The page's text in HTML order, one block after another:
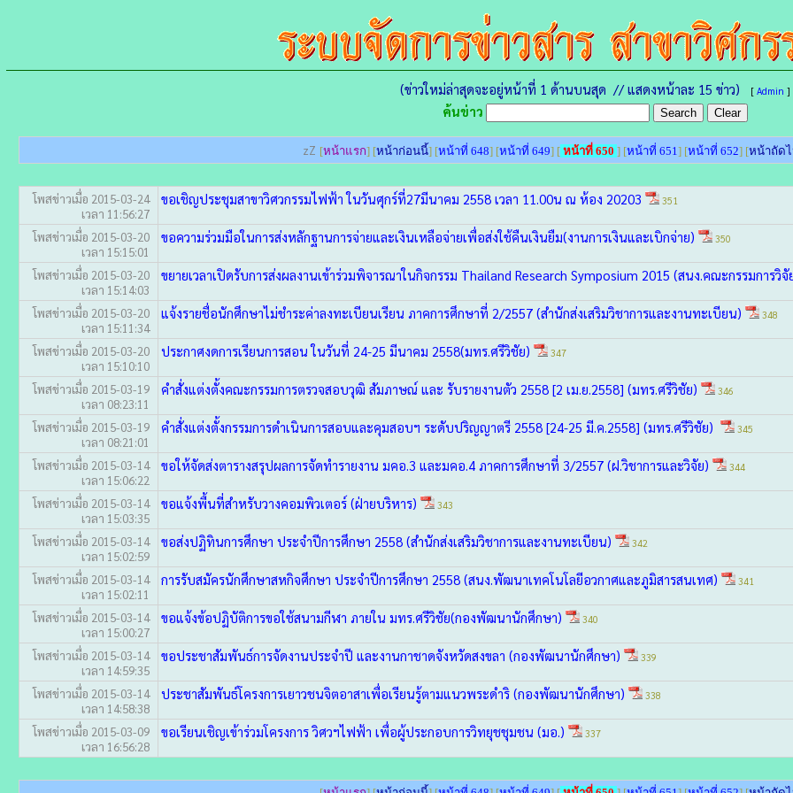
(ข่าวใหม่ล่าสุดจะอยู่หน้าที่ 1 ด้านบนสุด // แสดงหน้าละ 15 ข่าว) [ Admin ]
ค้นข่าว
zZ [หน้าแรก] [หน้าก่อนนี้] [หน้าที่ 648] [หน้าที่ 649] [หน้าที่ 650 ] [หน้าที่ 651] [หน้าที่ 652] [หน้าถัด
โพสข่าวเมื่อ 2015-03-24
เวลา 11:56:27
ขอเชิญประชุมสาขาวิศวกรรมไฟฟ้า ในวันศุกร์ที่27มีนาคม 2558 เวลา 11.00น ณ ห้อง 20203 351
โพสข่าวเมื่อ 2015-03-20
เวลา 15:15:01
ขอความร่วมมือในการส่งหลักฐานการจ่ายและเงินเหลือจ่ายเพื่อส่งใช้คืนเงินยืม(งานการเงินและเบิกจ่าย) 350
โพสข่าวเมื่อ 2015-03-20
เวลา 15:14:03
ขยายเวลาเปิดรับการส่งผลงานเข้าร่วมพิจารณาในกิจกรรม Thailand Research Symposium 2015 (สนง.คณะกรรมการวิจั
โพสข่าวเมื่อ 2015-03-20
เวลา 15:11:34
แจ้งรายชื่อนักศึกษาไม่ชำระค่าลงทะเบียนเรียน ภาคการศึกษาที่ 2/2557 (สำนักส่งเสริมวิชาการและงานทะเบียน) 348
โพสข่าวเมื่อ 2015-03-20
เวลา 15:10:10
ประกาศงดการเรียนการสอน ในวันที่ 24-25 มีนาคม 2558(มทร.ศรีวิชัย) 347
โพสข่าวเมื่อ 2015-03-19
เวลา 08:23:11
คำสั่งแต่งตั้งคณะกรรมการตรวจสอบวุฒิ สัมภาษณ์ และ รับรายงานตัว 2558 [2 เม.ย.2558]‏ (มทร.ศรีวิชัย) 346
โพสข่าวเมื่อ 2015-03-19
เวลา 08:21:01
คำสั่งแต่งตั้งกรรมการดำเนินการสอบและคุมสอบฯ ระดับปริญญาตรี 2558 [24-25 มี.ค.2558] (มทร.ศรีวิชัย) 345
โพสข่าวเมื่อ 2015-03-14
เวลา 15:06:22
ขอให้จัดส่งตารางสรุปผลการจัดทำรายงาน มคอ.3 และมคอ.4 ภาคการศึกษาที่ 3/2557 (ฝ.วิชาการและวิจัย) 344
โพสข่าวเมื่อ 2015-03-14
เวลา 15:03:35
ขอแจ้งพื้นที่สำหรับวางคอมพิวเตอร์ (ฝ่ายบริหาร) 343
โพสข่าวเมื่อ 2015-03-14
เวลา 15:02:59
ขอส่งปฏิทินการศึกษา ประจำปีการศึกษา 2558 (สำนักส่งเสริมวิชาการและงานทะเบียน) 342
โพสข่าวเมื่อ 2015-03-14
เวลา 15:02:11
การรับสมัครนักศึกษาสหกิจศึกษา ประจำปีการศึกษา 2558 (สนง.พัฒนาเทคโนโลยีอวกาศและภูมิสารสนเทศ) 341
โพสข่าวเมื่อ 2015-03-14
เวลา 15:00:27
ขอแจ้งข้อปฏิบัติการขอใช้สนามกีฬา ภายใน มทร.ศรีวิชัย(กองพัฒนานักศึกษา) 340
โพสข่าวเมื่อ 2015-03-14
เวลา 14:59:35
ขอประชาสัมพันธ์การจัดงานประจำปี และงานกาชาดจังหวัดสงขลา (กองพัฒนานักศึกษา) 339
โพสข่าวเมื่อ 2015-03-14
เวลา 14:58:38
ประชาสัมพันธ์โครงการเยาวชนจิตอาสาเพื่อเรียนรู้ตามแนวพระดำริ (กองพัฒนานักศึกษา) 338
โพสข่าวเมื่อ 2015-03-09
เวลา 16:56:28
ขอเรียนเชิญเข้าร่วมโครงการ วิศวฯไฟฟ้า เพื่อผู้ประกอบการวิทยุชชุมชน (มอ.) 337